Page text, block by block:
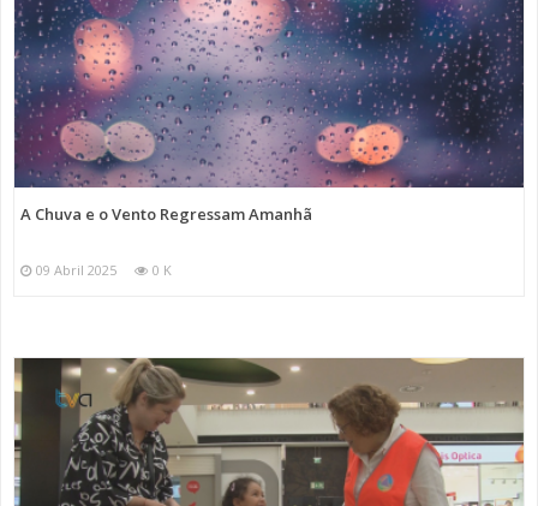
A Chuva e o Vento Regressam Amanhã
09 Abril 2025 0 K